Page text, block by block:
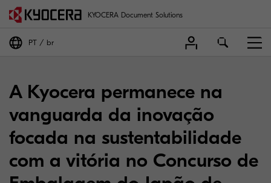
KYOCERA Document Solutions
PT br
A Kyocera permanece na
vanguarda da inovação
focada na sustentabilidade
com a vitória no Concurso de